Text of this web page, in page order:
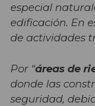
especial
edificación. En
de actividades
Por “áreas de
donde las
seguridad,